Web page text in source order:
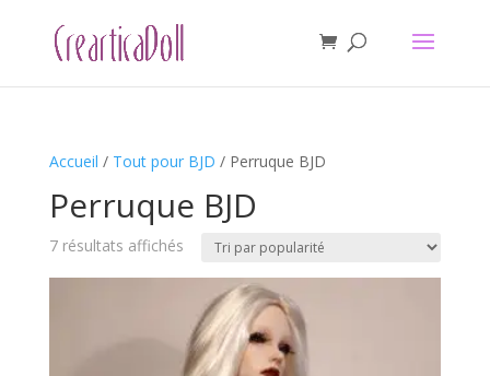
Accueil / Tout pour BJD / Perruque BJD
Perruque BJD
7 résultats affichésTrié
popularité